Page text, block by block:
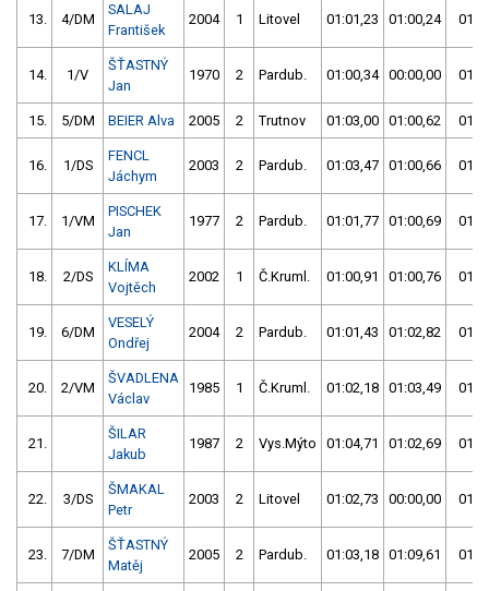
13. 4/DM
SALAJ
František
2004 1 Litovel 01:01,23 01:00,24
14. 1/V
ŠŤASTNÝ
Jan
1970 2 Pardub. 01:00,34 00:00,00
15. 5/DM BEIER Alva 2005 2 Trutnov 01:03,00 01:00,62
16. 1/DS
FENCL
Jáchym
2003 2 Pardub. 01:03,47 01:00,66
17. 1/VM
PISCHEK
Jan
1977 2 Pardub. 01:01,77 01:00,69
18. 2/DS
KLÍMA
Vojtěch
2002 1 Č.Kruml. 01:00,91 01:00,76
19. 6/DM
VESELÝ
Ondřej
2004 2 Pardub. 01:01,43 01:02,82
20. 2/VM
ŠVADLENA
Václav
1985 1 Č.Kruml. 01:02,18 01:03,49
21.
ŠILAR
Jakub
1987 2 Vys.Mýto 01:04,71 01:02,69
22. 3/DS
ŠMAKAL
Petr
2003 2 Litovel 01:02,73 00:00,00
23. 7/DM
ŠŤASTNÝ
Matěj
2005 2 Pardub. 01:03,18 01:09,61